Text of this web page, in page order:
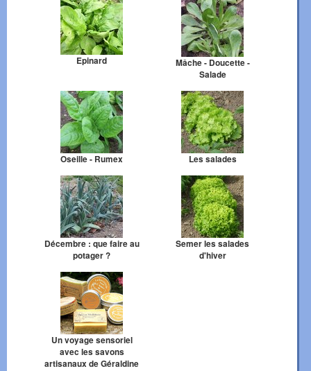
Epinard
Mâche - Doucette -
Salade
Oseille - Rumex Les salades
Décembre : que faire au
potager ?
Semer les salades
d'hiver
Un voyage sensoriel
avec les savons
artisanaux de Géraldine